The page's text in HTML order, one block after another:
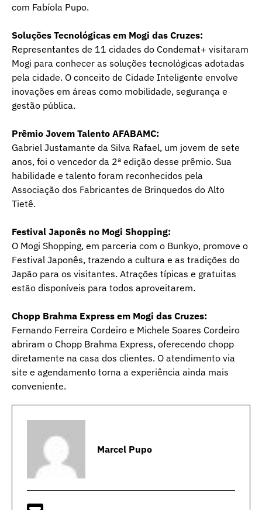
com Fabíola Pupo.
Soluções Tecnológicas em Mogi das Cruzes:
Representantes de 11 cidades do Condemat+ visitaram
Mogi para conhecer as soluções tecnológicas adotadas
pela cidade. O conceito de Cidade Inteligente envolve
inovações em áreas como mobilidade, segurança e
gestão pública.
Prêmio Jovem Talento AFABAMC:
Gabriel Justamante da Silva Rafael, um jovem de sete
anos, foi o vencedor da 2ª edição desse prêmio. Sua
habilidade e talento foram reconhecidos pela
Associação dos Fabricantes de Brinquedos do Alto
Tietê.
Festival Japonês no Mogi Shopping:
O Mogi Shopping, em parceria com o Bunkyo, promove o
Festival Japonês, trazendo a cultura e as tradições do
Japão para os visitantes. Atrações típicas e gratuitas
estão disponíveis para todos aproveitarem.
Chopp Brahma Express em Mogi das Cruzes:
Fernando Ferreira Cordeiro e Michele Soares Cordeiro
abriram o Chopp Brahma Express, oferecendo chopp
diretamente na casa dos clientes. O atendimento via
site e agendamento torna a experiência ainda mais
conveniente.
Marcel Pupo